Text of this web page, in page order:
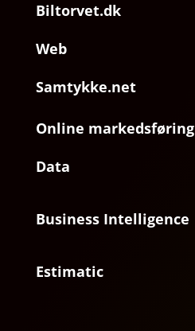
Biltorvet.dk
Web
Samtykke.net
Online markedsføring
Data
Business Intelligence
Estimatic